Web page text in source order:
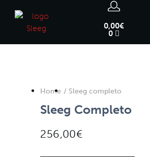
0,00€
0
Home / Sleeg completo
Sleeg Completo
256,00€